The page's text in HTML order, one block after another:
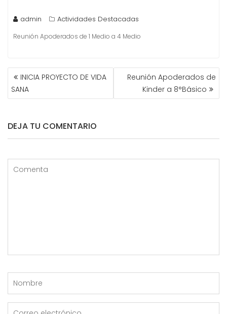
admin Actividades Destacadas
Reunión Apoderados de 1 Medio a 4 Medio
NAVEGACIÓN
DE
ENTRADAS
INICIA PROYECTO DE VIDA
SANA
Reunión Apoderados de
Kinder a 8°Básico
DEJA TU COMENTARIO